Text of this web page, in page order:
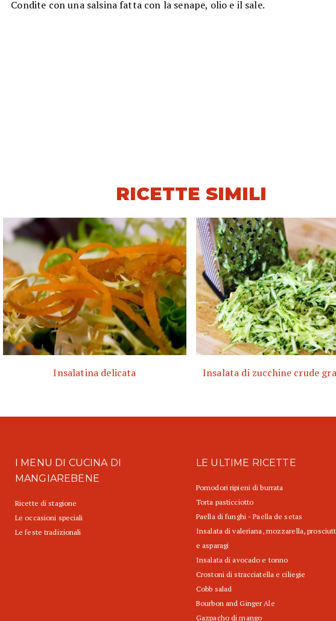
Condite con una salsina fatta con la senape, olio e il sale.
RICETTE SIMILI
Insalatina delicata Insalata di zucchine crude
I MENU DI CUCINA DI
MANGIAREBENE
Ricette di stagione
Le occasioni speciali
Le feste tradizionali
LE ULTIME RICETTE
Pomodori ripieni di burrata
Torta pasticciotto
Paella di funghi - Paella de setas
Insalata di valeriana, mozzarella,
e asparagi
Insalata di avocado e tonno
Crostoni di stracciatella e ciliegie
Cobb salad
Bourbon and Ginger Ale
Gazpacho di mango